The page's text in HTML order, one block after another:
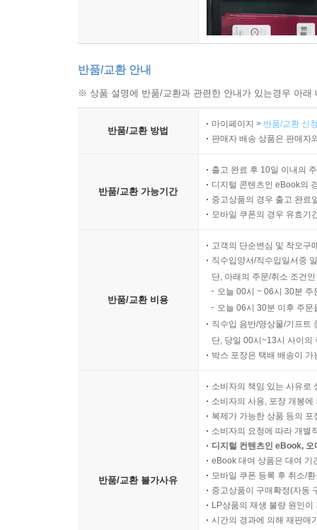
반품/교환 안내
※ 상품 설명에 반품/교환과 관련한 안내가 있는경우 아
반품/교환 방법
마이페이지 > 반품/교환 신
판매자 배송 상품은 판매자
반품/교환 가능기간
출고 완료 후 10일 이내의
디지털 콘텐츠인 eBook의
중고상품의 경우 출고 완료
모바일 쿠폰의 경우 유효기
반품/교환 비용
고객의 단순변심 및 착오구
직수입양서/직수입일서중
단, 아래의 주문/취소 조건
오늘 00시 ~ 06시 30분
오늘 06시 30분 이후 주
직수입 음반/영상물/기프트
단, 당일 00시~13시 사이의
박스 포장은 택배 배송이
반품/교환 불가사유
소비자의 책임 있는 사유로
소비자의 사용, 포장 개봉
복제가 가능한 상품 등의
소비자의 요청에 따라 개별
디지털 컨텐츠인 eBook,
eBook 대여 상품은 대여 기
모바일 쿠폰 등록 후 취소/
중고상품이 구매확정(자동
LP상품의 재생 불량 원인
시간의 경과에 의해 재판매